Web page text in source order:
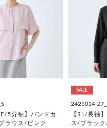
5分袖】バンドカ
ラウス/ピンク
SALE
2425014-
【SL/長袖
ス/ブラッ